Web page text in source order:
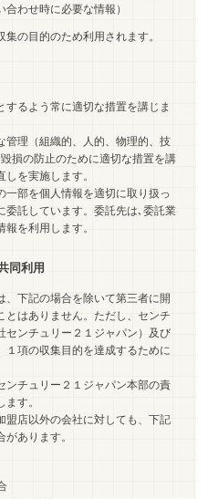
わせ時に必要な情報）
の目的のため利用されます。
るよう常に適切な措置を講じま
管理（組織的、人的、物理的、技
損の防止のために適切な措置を講
を実施します。
一部を個人情報を適切に取り扱っ
託しています。委託先は､委託業
を利用します。
同利用
、下記の場合を除いて第三者に開
とはありません。ただし、センチ
センチュリー２１ジャパン）及び
１項の収集目的を達成するために
ンチュリー２１ジャパン本部の責
す。
盟店以外の会社に対しても、下記
あります。